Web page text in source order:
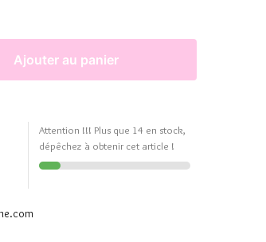
Ajouter au panier
Attention !!! Plus que 14 en stock,
dépêchez à obtenir cet article !